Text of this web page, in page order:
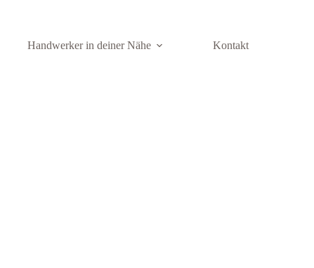
Handwerker in deiner Nähe Kontakt